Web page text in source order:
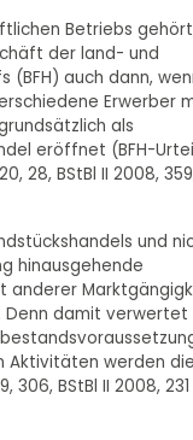
Betriebs
der land- und
auch dann,
Erwerber
als
eröffnet (BFH-
28, BStBl II 2008,
und
hinausgehende
anderer
Denn damit
Aktivitäten werden die
306, BStBl II 2008, 231